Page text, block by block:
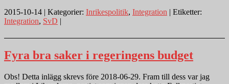
2015-10-14 | Kategorier: Inrikespolitik, Integration | Etiketter:
Integration, SvD |
Fyra bra saker i regeringens budget
Obs! Detta inlägg skrevs före 2018-06-29. Fram till dess var jag